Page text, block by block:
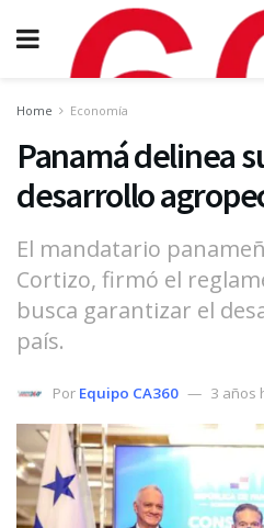
Home Economía
Panamá delinea
desarrollo
El mandatario
Cortizo, firmó el
busca garantizar el
país.
Por Equipo CA360 3 años